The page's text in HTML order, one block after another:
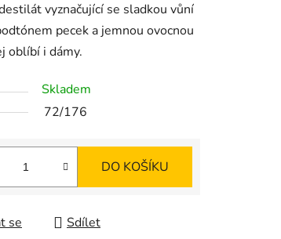
vyznačující se sladkou vůní
pecek a jemnou ovocnou
oblíbí i dámy.
Skladem
72/176
DO KOŠÍKU
se Sdílet